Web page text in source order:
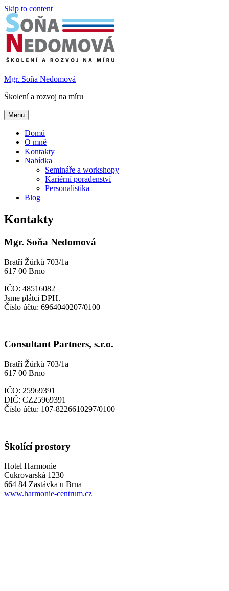
Skip to content
Mgr. Soňa Nedomová
Školení a rozvoj na míru
Menu
Domů
O mně
Kontakty
Nabídka
Semináře a workshopy
Kariérní poradenství
Personalistika
Blog
Kontakty
Mgr. Soňa Nedomová
Bratří Žůrků 703/1a
617 00 Brno
IČO: 48516082
Jsme plátci DPH.
Číslo účtu: 6964040207/0100
Consultant Partners, s.r.o.
Bratří Žůrků 703/1a
617 00 Brno
IČO: 25969391
DIČ: CZ25969391
Číslo účtu: 107-8226610297/0100
Školící prostory
Hotel Harmonie
Cukrovarská 1230
664 84 Zastávka u Brna
www.harmonie-centrum.cz